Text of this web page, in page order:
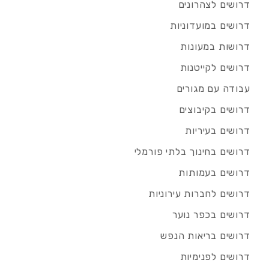
דרושים לצהרונים
דרושים במועדוניות
דרושות במעונות
דרושים לקייטנות
עבודה עם מגורים
דרושים בקיבוצים
דרושים בעיריות
דרושים בחינוך בלתי פורמלי
דרושים בעמותות
דרושים לחברות עירוניות
דרושים בכפר נוער
דרושים בריאות הנפש
דרושים לפנימיות